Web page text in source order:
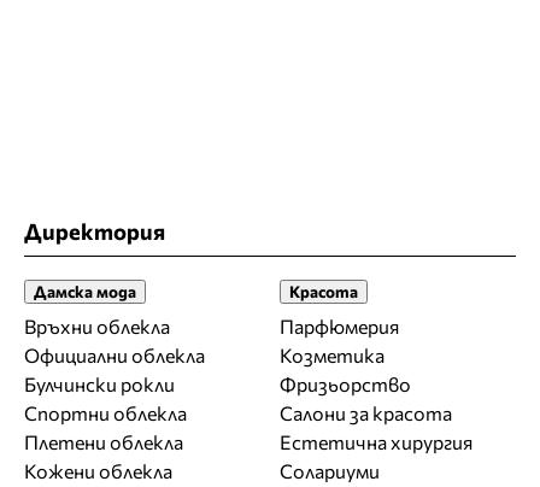
Директория
Дамска мода
Връхни облекла
Официални облекла
Булчински рокли
Спортни облекла
Плетени облекла
Кожени облекла
Красота
Парфюмерия
Козметика
Фризьорство
Салони за красота
Естетична хирургия
Солариуми